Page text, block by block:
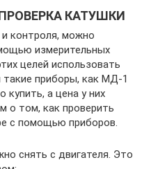
КАТУШКИ
контроля, можно
измерительных
целей использовать
приборы, как МД-1
а цена у них
о том, как проверить
с помощью приборов.
снять с двигателя. Это